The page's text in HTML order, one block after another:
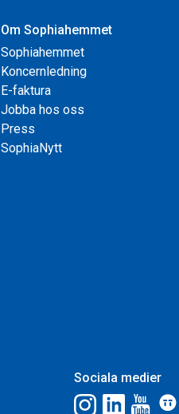
Om Sophiahemmet
Sophiahemmet
Koncernledning
E-faktura
Jobba hos oss
Press
SophiaNytt
Sociala medier